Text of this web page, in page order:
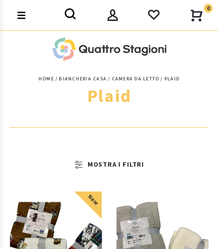
0
HOME BIANCHERIA CASA CAMERA DA LETTO PLAID
Plaid
MOSTRA I FILTRI
New